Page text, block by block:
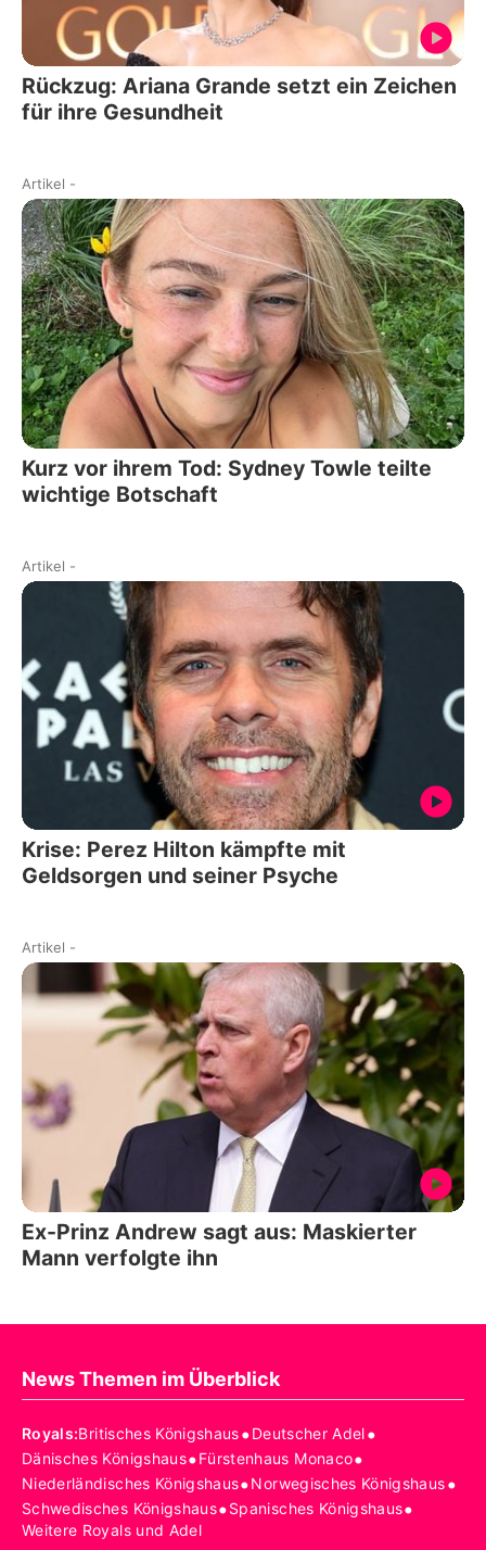
Rückzug: Ariana Grande setzt ein Zeichen
für ihre Gesundheit
Artikel -
Kurz vor ihrem Tod: Sydney Towle teilte
wichtige Botschaft
Artikel -
Krise: Perez Hilton kämpfte mit
Geldsorgen und seiner Psyche
Artikel -
Ex-Prinz Andrew sagt aus: Maskierter
Mann verfolgte ihn
News Themen im Überblick
Royals:Britisches Königshaus•Deutscher Adel•
Dänisches Königshaus•Fürstenhaus Monaco•
Niederländisches Königshaus•Norwegisches Königshaus•
Schwedisches Königshaus•Spanisches Königshaus•
Weitere Royals und Adel